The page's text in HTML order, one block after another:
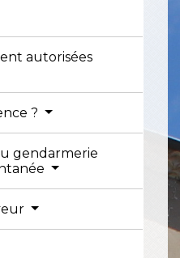
autorisées
?
gendarmerie